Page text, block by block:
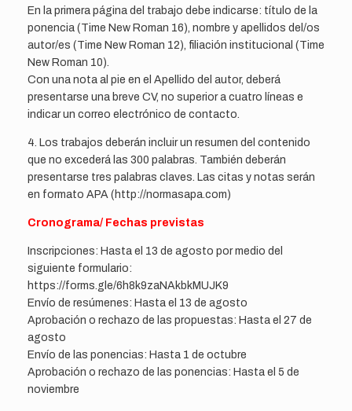
En la primera página del trabajo debe indicarse: título de la
ponencia (Time New Roman 16), nombre y apellidos del/os
autor/es (Time New Roman 12), filiación institucional (Time
New Roman 10).
Con una nota al pie en el Apellido del autor, deberá
presentarse una breve CV, no superior a cuatro líneas e
indicar un correo electrónico de contacto.
4. Los trabajos deberán incluir un resumen del contenido
que no excederá las 300 palabras. También deberán
presentarse tres palabras claves. Las citas y notas serán
en formato APA (http://normasapa.com)
Cronograma/ Fechas previstas
Inscripciones: Hasta el 13 de agosto por medio del
siguiente formulario:
https://forms.gle/6h8k9zaNAkbkMUJK9
Envío de resúmenes: Hasta el 13 de agosto
Aprobación o rechazo de las propuestas: Hasta el 27 de
agosto
Envío de las ponencias: Hasta 1 de octubre
Aprobación o rechazo de las ponencias: Hasta el 5 de
noviembre